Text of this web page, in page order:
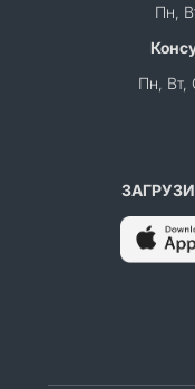
Пн,
Пн, Вт,